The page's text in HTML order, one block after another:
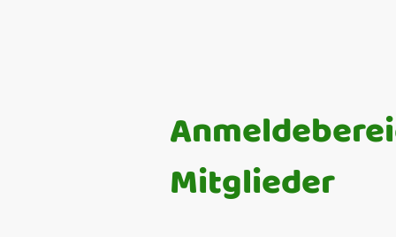
Mitglieder